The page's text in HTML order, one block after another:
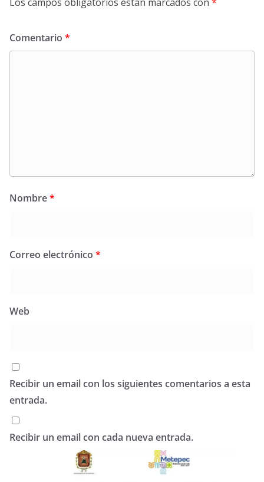
Comentario *
Nombre*
Correo electrónico *
Web
Recibir un email con los siguientes comentarios a esta
entrada.
Recibir un email con cada nueva entrada.